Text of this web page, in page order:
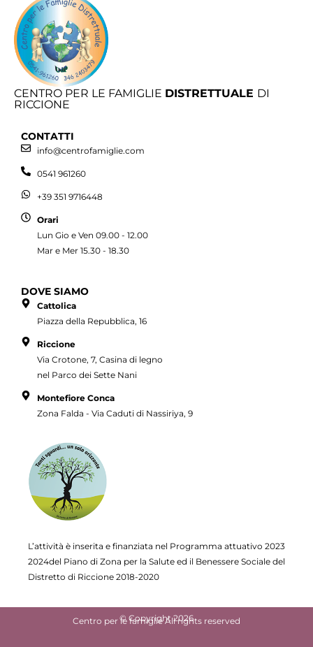
CENTRO PER LE FAMIGLIE DISTRETTUALE DI
RICCIONE
CONTATTI
info@centrofamiglie.com
0541 961260
+39 351 9716448
Orari
Lun Gio e Ven 09.00 - 12.00
Mar e Mer 15.30 - 18.30
DOVE SIAMO
Cattolica
Piazza della Repubblica, 16
Riccione
Via Crotone, 7, Casina di legno
nel Parco dei Sette Nani
Montefiore Conca
Zona Falda - Via Caduti di Nassiriya, 9
L’attività è inserita e finanziata nel Programma attuativo 2023
2024del Piano di Zona per la Salute ed il Benessere Sociale del
Distretto di Riccione 2018-2020
© Copyright 2026
Centro per le famiglie All rights reserved